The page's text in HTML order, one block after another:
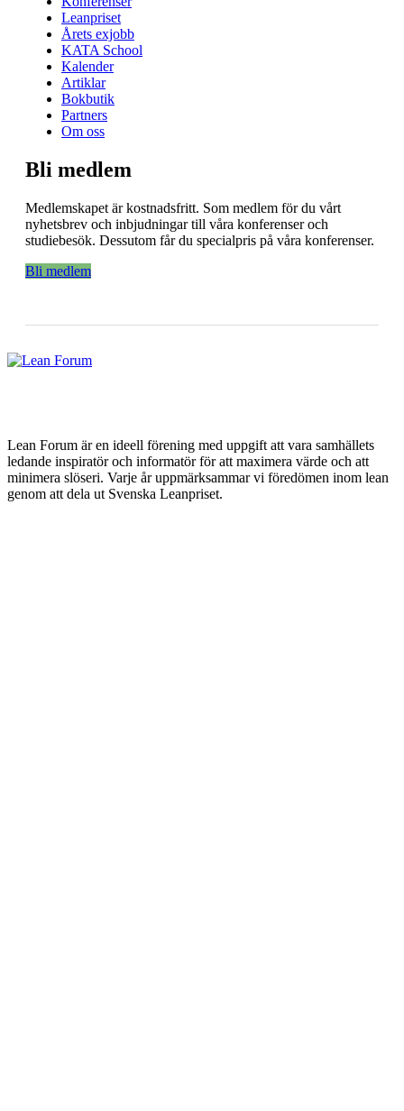
Leanpriset
Årets exjobb
KATA School
Kalender
Artiklar
Bokbutik
Partners
Om oss
Bli medlem
Medlemskapet är kostnadsfritt. Som medlem för du vårt
nyhetsbrev och inbjudningar till våra konferenser och
studiebesök. Dessutom får du specialpris på våra konferenser.
Bli medlem
Lean Forum är en ideell förening med uppgift att vara samhällets
ledande inspiratör och informatör för att maximera värde och att
minimera slöseri. Varje år uppmärksammar vi föredömen inom lean
genom att dela ut Svenska Leanpriset.